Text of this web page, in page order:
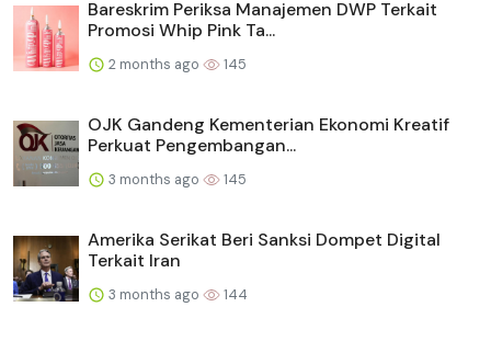
Bareskrim Periksa Manajemen DWP Terkait
Promosi Whip Pink Ta...
2 months ago 145
OJK Gandeng Kementerian Ekonomi Kreatif
Perkuat Pengembangan...
3 months ago 145
Amerika Serikat Beri Sanksi Dompet Digital
Terkait Iran
3 months ago 144